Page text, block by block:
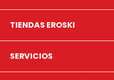
TIENDAS EROSKI
SERVICIOS